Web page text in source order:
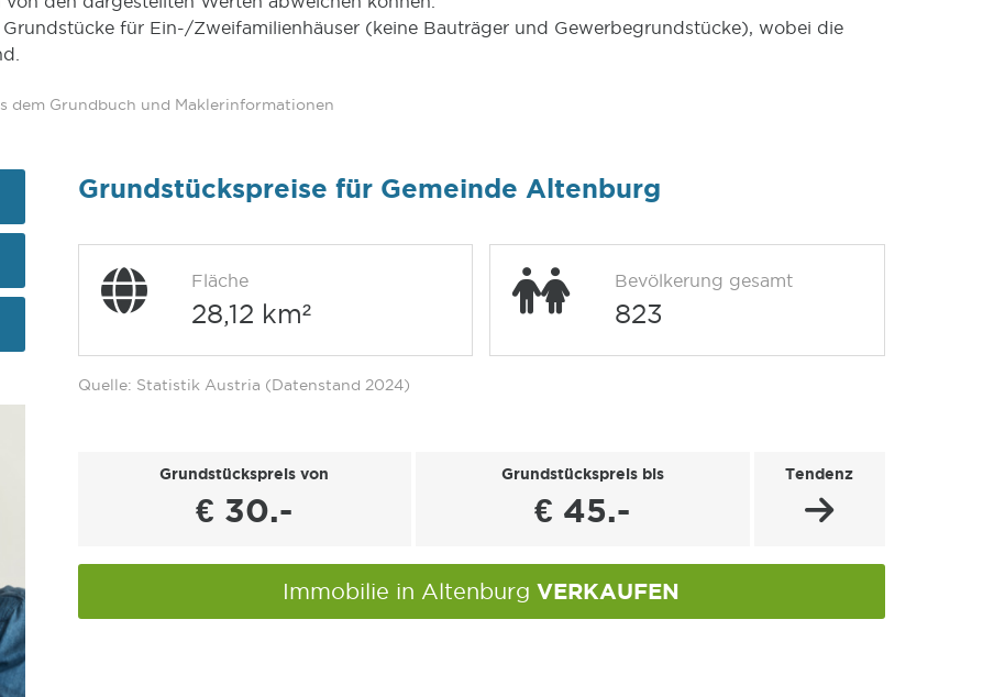
für Ein-/Zweifamilienhäuser (keine Bauträger und Gewerbegrundstücke), wobei die
dem Grundbuch und Maklerinformationen
Grundstückspreise für Gemeinde Altenburg
Fläche
28,12 km²
Bevölkerung gesamt
823
Quelle: Statistik Austria (Datenstand 2024)
Grundstückspreis von
€ 30.-
Grundstückspreis bis
€ 45.-
Tendenz
Immobilie in Altenburg VERKAUFEN